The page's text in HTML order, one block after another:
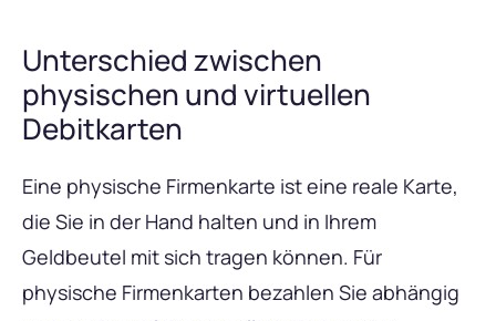
Unterschied zwischen
physischen und virtuellen
Debitkarten
Eine physische Firmenkarte ist eine reale Karte,
die Sie in der Hand halten und in Ihrem
Geldbeutel mit sich tragen können. Für
physische Firmenkarten bezahlen Sie abhängig